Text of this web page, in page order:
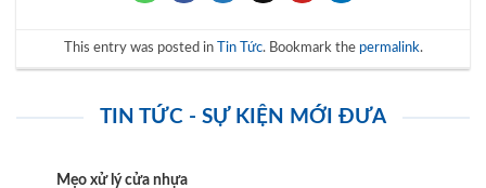
This entry was posted in Tin Tức. Bookmark the permalink.
TIN TỨC - SỰ KIỆN MỚI ĐƯA
Mẹo xử lý cửa nhựa